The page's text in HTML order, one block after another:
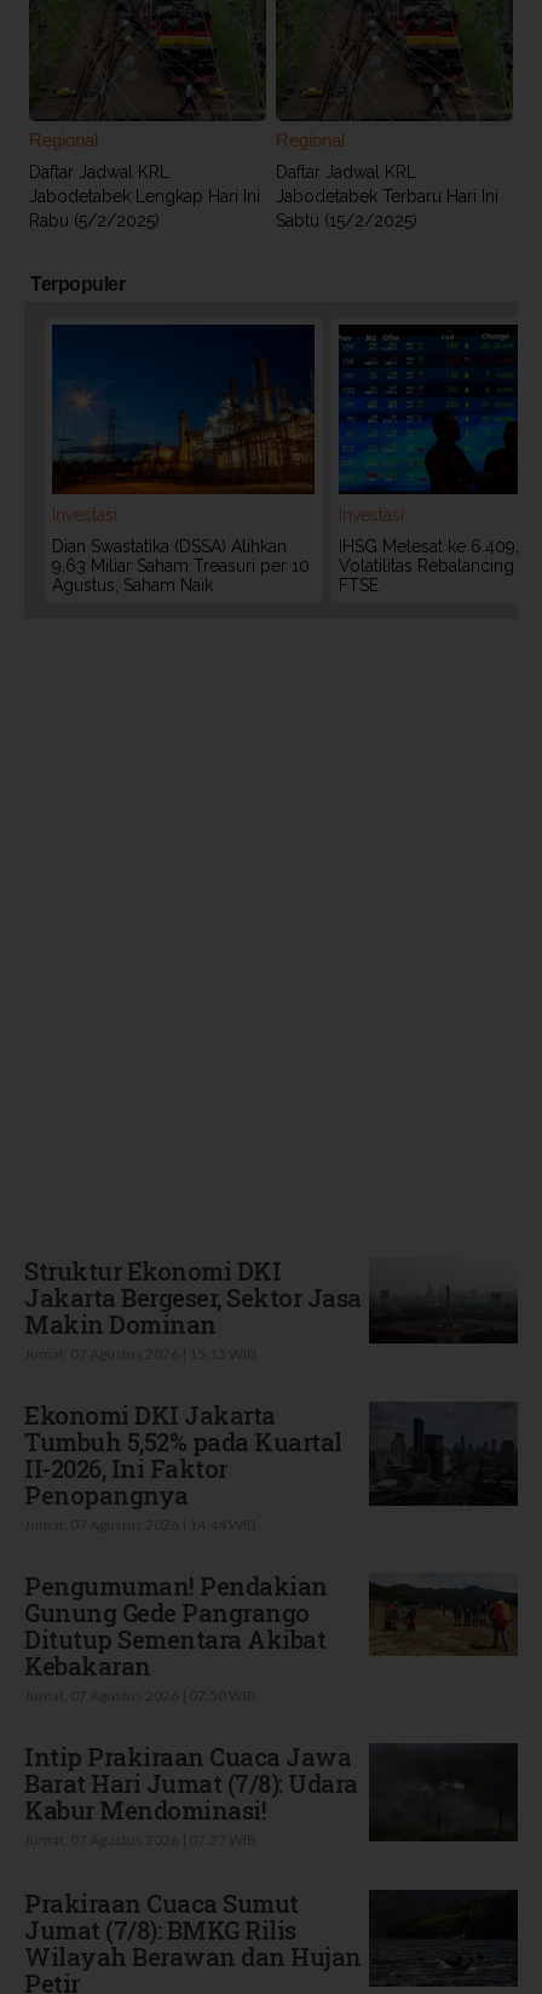
Regional
Daftar Jadwal KRL
Jabodetabek Lengkap Hari Ini
Rabu (5/2/2025)
Regional
Daftar Jadwal KRL
Jabodetabek Terbaru Hari Ini
Sabtu (15/2/2025)
Terpopuler
Investasi
Dian Swastatika (DSSA) Alihkan
9,63 Miliar Saham Treasuri per 10
Agustus, Saham Naik
Investasi
IHSG Melesat ke 6.409,
Volatilitas Rebalancing
FTSE
Struktur Ekonomi DKI
Jakarta Bergeser, Sektor Jasa
Makin Dominan
Ekonomi DKI Jakarta
Tumbuh 5,52% pada Kuartal
II-2026, Ini Faktor
Penopangnya
Pengumuman! Pendakian
Gunung Gede Pangrango
Ditutup Sementara Akibat
Kebakaran
Intip Prakiraan Cuaca Jawa
Barat Hari Jumat (7/8): Udara
Kabur Mendominasi!
Prakiraan Cuaca Sumut
Jumat (7/8): BMKG Rilis
Wilayah Berawan dan Hujan
Petir